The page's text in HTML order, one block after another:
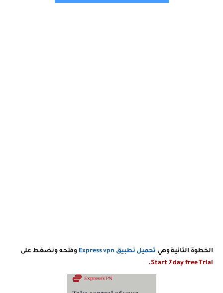
الخطوة الثانية وهي تحميل تطبيق Express vpn وفتحهوتضغط على
Start 7 day free Trial.